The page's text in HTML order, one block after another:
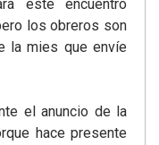
este encuentro
los obreros son
la mies que envíe
el anuncio de la
hace presente